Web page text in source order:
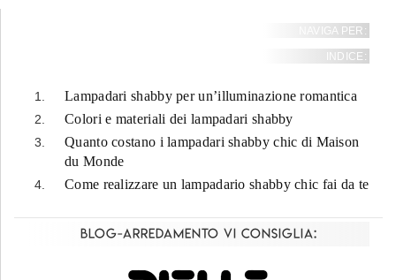
NAVIGA PER:
INDICE:
Lampadari shabby per un’illuminazione romantica
Colori e materiali dei lampadari shabby
Quanto costano i lampadari shabby chic di Maison
du Monde
Come realizzare un lampadario shabby chic fai da te
Blog-Arredamento vi consiglia: